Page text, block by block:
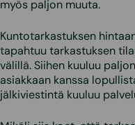
myös paljon muuta.
Kuntotarkastuksen
tapahtuu tarkastuksen
välillä. Siihen kuuluu
asiakkaan kanssa
jälkiviestintä kuuluu